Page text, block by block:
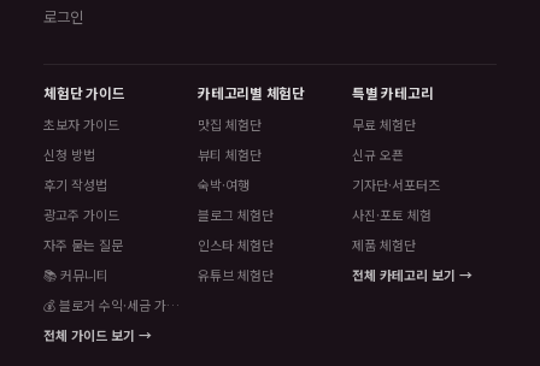
로그인
체험단 가이드
초보자 가이드
신청 방법
후기 작성법
광고주 가이드
자주 묻는 질문
📚 커뮤니티
💰 블로거 수익·세금 가이드
전체 가이드 보기 →
카테고리별 체험단
맛집 체험단
뷰티 체험단
숙박·여행
블로그 체험단
인스타 체험단
유튜브 체험단
특별 카테고리
무료 체험단
신규 오픈
기자단·서포터즈
사진·포토 체험
제품 체험단
전체 카테고리 보기 →